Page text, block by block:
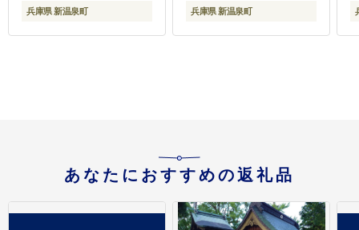
兵庫県 新温泉町 兵庫県 新温泉町
あなたにおすすめの返礼品